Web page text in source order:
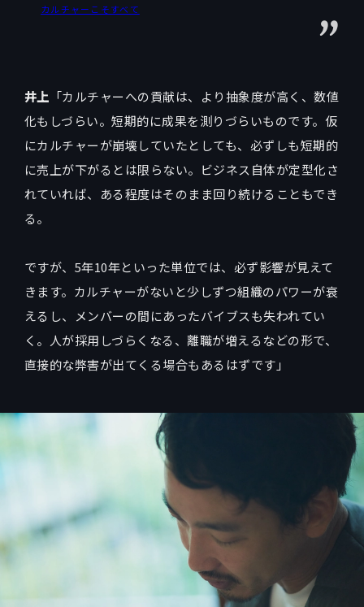
カルチャーこそすべて
井上 「カルチャーへの貢献は、より抽象度が高く、数値
化もしづらい。短期的に成果を測りづらいものです。仮
にカルチャーが崩壊していたとしても、必ずしも短期的
に売上が下がるとは限らない。ビジネス自体が定型化さ
れていれば、ある程度はそのまま回り続けることもでき
る。
ですが、5年10年といった単位では、必ず影響が見えて
きます。カルチャーがないと少しずつ組織のパワーが衰
えるし、メンバーの間にあったバイブスも失われてい
く。人が採用しづらくなる、離職が増えるなどの形で、
直接的な弊害が出てくる場合もあるはずです」